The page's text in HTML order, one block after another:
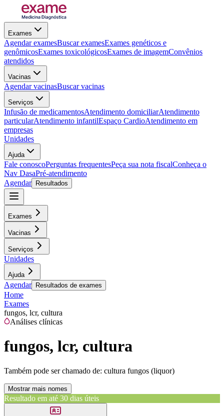
Exames
Agendar examesBuscar examesExames genéticos e
genômicosExames toxicológicosExames de imagemConvênios
atendidos
Vacinas
Agendar vacinasBuscar vacinas
Serviços
Infusão de medicamentosAtendimento domiciliarAtendimento
particularAtendimento infantilEspaço CardioAtendimento em
empresas
Unidades
Ajuda
Fale conoscoPerguntas frequentesPeça sua nota fiscalConheça o
Nav DasaPré-atendimento
Agendar
Resultados
Exames
Vacinas
Serviços
Unidades
Ajuda
Agendar Resultados de exames
Home
Exames
fungos, lcr, cultura
Análises clínicas
fungos, lcr, cultura
Também pode ser chamado de: cultura fungos (liquor)
Mostrar mais nomes
Resultado em até 30 dias úteis